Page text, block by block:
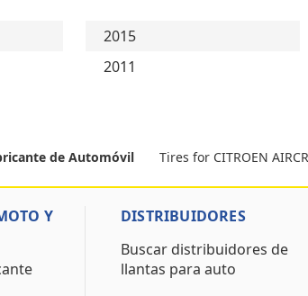
2015
2011
de Automóvil Tires for CITROEN
Y
DISTRIBUIDORES
Buscar distribuidores de
llantas para auto